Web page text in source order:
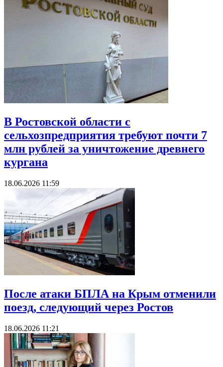
В Ростовской области с
сельхозпредприятия требуют почти 7
млн рублей за уничтожение древнего
кургана
18.06.2026 11:59
После атаки БПЛА на Крым отменили
поезд, следующий через Ростов
18.06.2026 11:21